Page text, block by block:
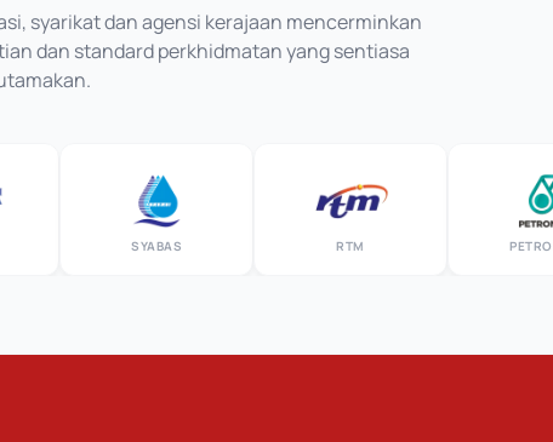
syarikat dan agensi kerajaan mencerminkan
dan standard perkhidmatan yang sentiasa
PETRONAS